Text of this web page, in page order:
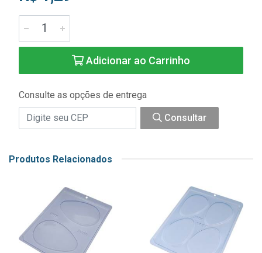
Adicionar ao Carrinho
Consulte as opções de entrega
Consultar
Produtos Relacionados